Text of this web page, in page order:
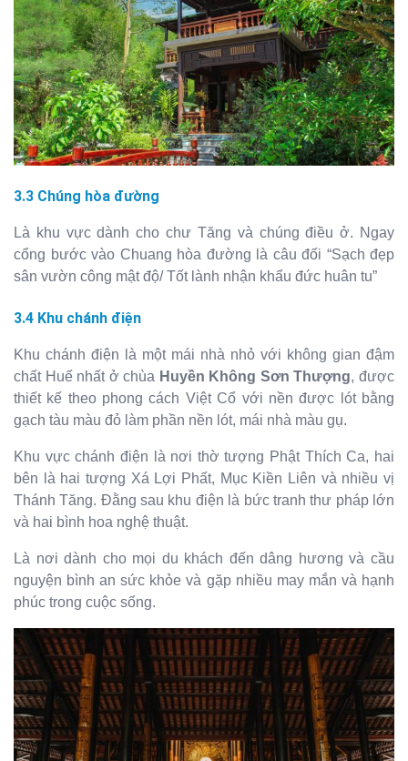
3.3 Chúng hòa đường
Là khu vực dành cho chư Tăng và chúng điều ở. Ngay
cổng bước vào Chuang hòa đường là câu đối “Sạch đẹp
sân vườn công mật độ/ Tốt lành nhận khẩu đức huân tu”
3.4 Khu chánh điện
Khu chánh điện là một mái nhà nhỏ với không gian đậm
chất Huế nhất ở chùa Huyền Không Sơn Thượng, được
thiết kế theo phong cách Việt Cổ với nền được lót bằng
gạch tàu màu đỏ làm phần nền lót, mái nhà màu gụ.
Khu vực chánh điện là nơi thờ tượng Phật Thích Ca, hai
bên là hai tượng Xá Lợi Phất, Mục Kiền Liên và nhiều vị
Thánh Tăng. Đằng sau khu điện là bức tranh thư pháp lớn
và hai bình hoa nghệ thuật.
Là nơi dành cho mọi du khách đến dâng hương và cầu
nguyện bình an sức khỏe và gặp nhiều may mắn và hạnh
phúc trong cuộc sống.